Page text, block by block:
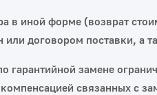
в иной форме (возврат
договором поставки, а
гарантийной замене
связанных с